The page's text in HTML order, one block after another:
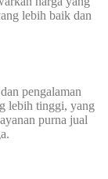
lebih baik dan
pengalaman
lebih tinggi, yang
purna jual